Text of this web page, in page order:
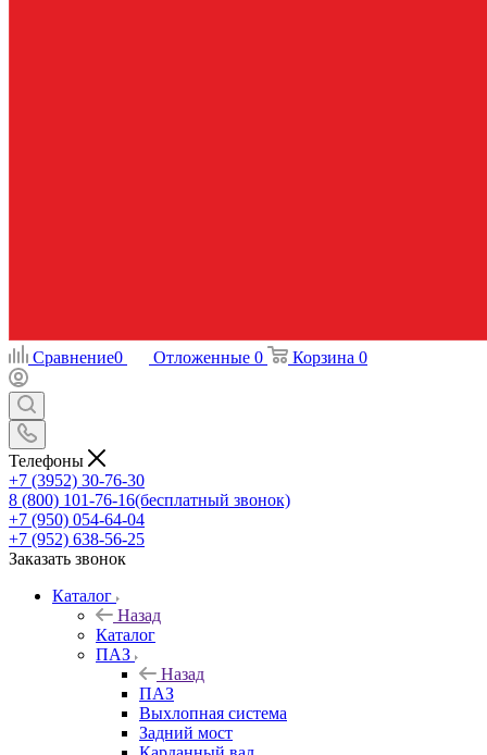
Сравнение0 Отложенные 0 Корзина 0
Телефоны
+7 (3952) 30-76-30
8 (800) 101-76-16(бесплатный звонок)
+7 (950) 054-64-04
+7 (952) 638-56-25
Заказать звонок
Каталог
Назад
Каталог
ПАЗ
Назад
ПАЗ
Выхлопная система
Задний мост